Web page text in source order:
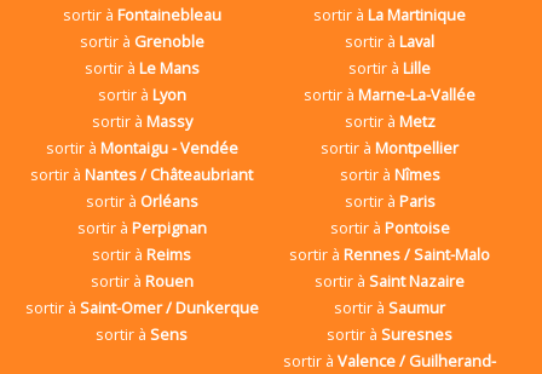
sortir à Fontainebleau sortir àLa Martinique
sortir à Grenoble sortir àLaval
sortir à Le Mans sortir àLille
sortir à Lyon sortir àMarne-La-Vallée
sortir à Massy sortir à Metz
sortir à Montaigu - Vendée sortir àMontpellier
sortir àNantes / Châteaubriant sortir à Nîmes
sortir à Orléans sortir à Paris
sortir à Perpignan sortir à Pontoise
sortir àReims sortir àRennes / Saint-Malo
sortir à Rouen sortir àSaint Nazaire
sortir à Saint-Omer / Dunkerque sortir àSaumur
sortir àSens sortir àSuresnes
sortir àValence / Guilherand-